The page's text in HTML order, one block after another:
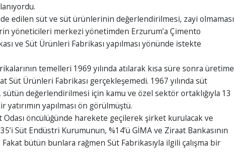
edilen süt ve süt ürünlerinin değerlendirilmesi, zayi olmaması
yöneticileri merkezi yönetimden Erzurum’a Çimento
ve Süt Ürünleri Fabrikası yapılması yönünde istekte
temelleri 1969 yılında atılarak kısa süre sonra üretime
Süt Ürünleri Fabrikası gerçekleşemedi. 1967 yılında süt
değerlendirilmesi için kamu ve özel sektör ortaklığıyla 13
yapılması ön görülmüştü.
Odası öncülüğünde harekete geçilerek şirket kurulacak ve
Süt Endüstri Kurumunun, %14’ü GİMA ve Ziraat Bankasının
Fakat bütün bunlara rağmen Süt Fabrikasıyla ilgili çalışma bir